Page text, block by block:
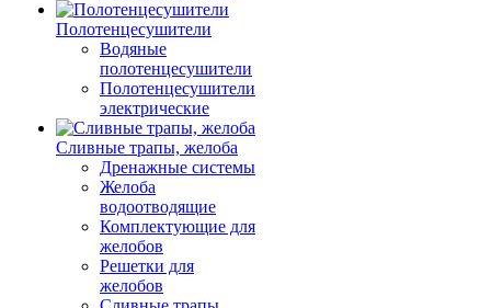
Полотенцесушители
Водяные
полотенцесушители
Полотенцесушители
электрические
Сливные трапы, желоба
Дренажные системы
Желоба
водоотводящие
Комплектующие для
желобов
Решетки для
желобов